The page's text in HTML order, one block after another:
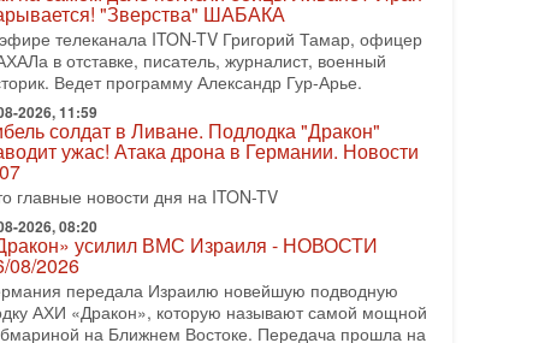
русскоязычных репатриантов не раз кардинально
политический ландшафт Израиля. Достаточно
взлет партии «Исраэль ба-алия», когда
2026, 17:00
закрытых дверей: о чём на самом деле
Трамп и Нетаньяху?
визит премьер-министра Израиля Биньямина
в США и его встреча с Дональдом Трампом
больше вопросов, чем ответов. Полная
07-2026, 15:18
готовит покушение на Нетаниягу! Трамп не
эскалации, но КСИР готовит взрыв!
телеканала ITON-TV СЕРГЕЙ МИГДАЛЬ,
"Зверства" ШАБАКА
телеканала ITON-TV Григорий Тамар, офицер
в отставке, писатель, журналист, военный
Ведет программу Александр Гур-Арье.
2026, 11:59
солдат в Ливане. Подлодка "Дракон"
ужас! Атака дрона в Германии. Новости
главные новости дня на ITON-TV
2026, 08:20
усилил ВМС Израиля - НОВОСТИ
08/2026
передала Израилю новейшую подводную
АХИ «Дракон», которую называют самой мощной
на Ближнем Востоке. Передача прошла на